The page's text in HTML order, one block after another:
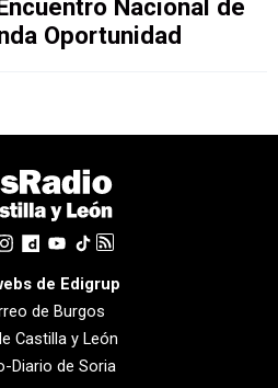
Nacional de
Oportunidad
de Edigrup
de Burgos
Castilla y León
Diario de Soria